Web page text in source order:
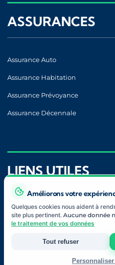
ASSURANCES
Assurance Auto
Assurance Habitation
Assurance Prévoyance
Assurance Décennale
LIENS UTILES
Blog
À Propos
Nos Partenaires
Améliorons votre
Quelques cookies nous aident à
site plus pertinent. Aucune donnée
le traitement de vos données
Tout refuser